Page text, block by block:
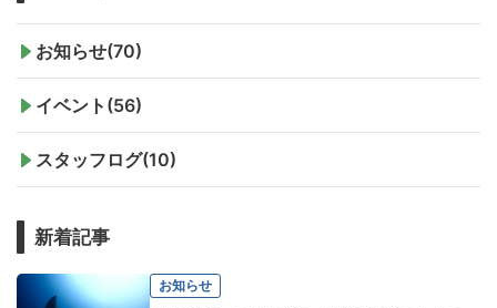
お知らせ(70)
イベント(56)
スタッフログ(10)
新着記事
お知らせ